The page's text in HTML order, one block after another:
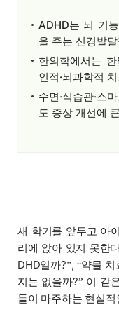
ADHD는 뇌 기
을 주는 신경발
한의학에서는 한
인적·뇌과학적
수면·식습관·스
도 증상 개선에
새 학기를 앞두고 아
리에 앉아 있지 못한
DHD일까?”, “약물 치
지는 없을까?” 이 같
들이 마주하는 현실